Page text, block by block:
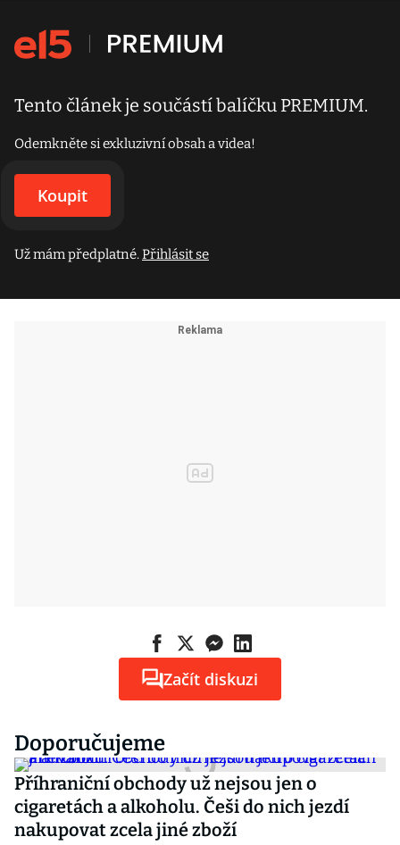
Tento článek je součástí balíčku PREMIUM.
Odemkněte si exkluzivní obsah a videa!
Koupit
Už mám předplatné.Přihlásit se
Začít diskuzi
Doporučujeme
Příhraniční obchody už nejsou jen o
cigaretách a alkoholu. Češi do nich jezdí
nakupovat zcela jiné zboží